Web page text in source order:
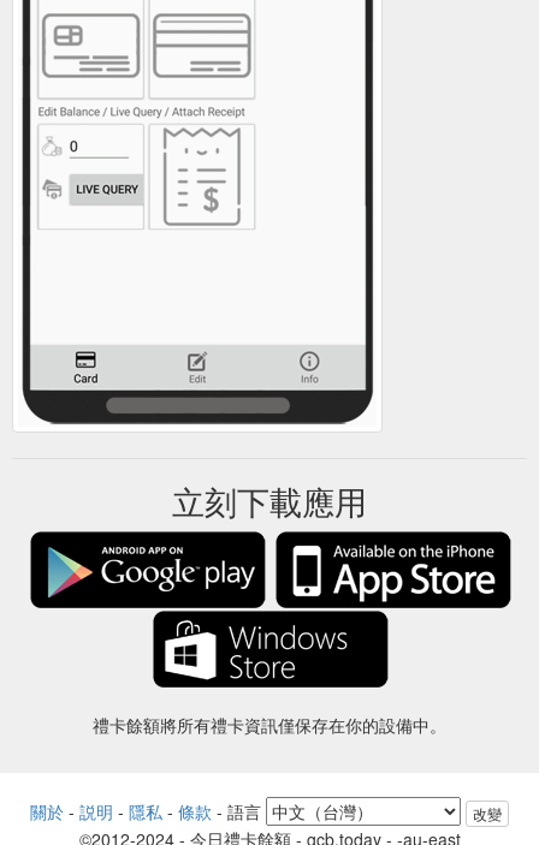
立刻下載應用
禮卡餘額將所有禮卡資訊僅保存在你的設備中。
關於 - 説明 - 隱私 - 條款 - 語言 改變
©2012-2024 - 今日禮卡餘額 - gcb.today - -au-east